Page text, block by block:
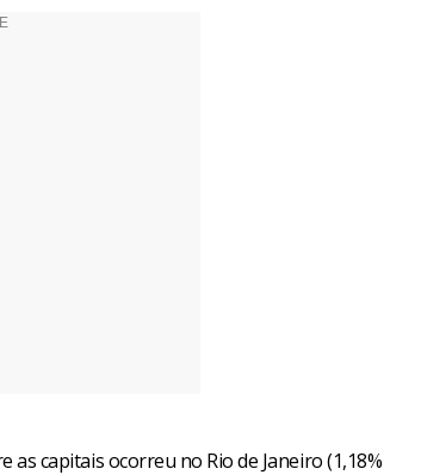
as capitais ocorreu no Rio de Janeiro (1,18%